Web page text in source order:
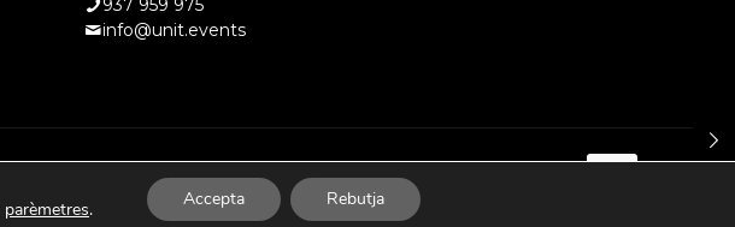
937 959 975
info@unit.events
parèmetres. Accepta Rebutja